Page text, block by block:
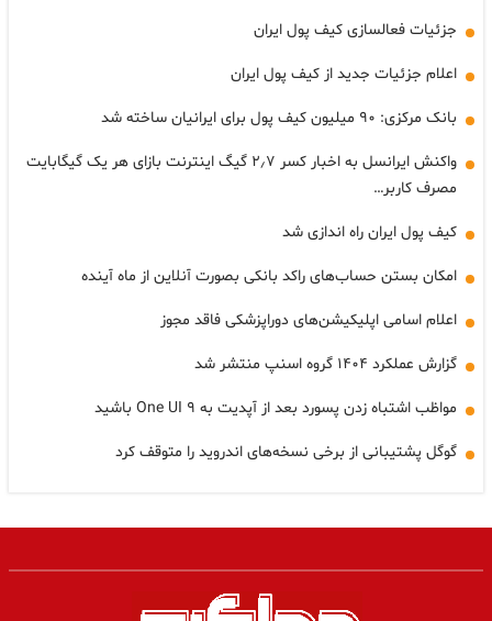
جزئیات فعالسازی کیف پول ایران
اعلام جزئیات جدید از کیف پول ایران
بانک مرکزی: ۹۰ میلیون کیف پول برای ایرانیان ساخته شد
واکنش ایرانسل به اخبار کسر ۲٫۷ گیگ اینترنت بازای هر یک گیگابایت
مصرف کاربر…
کیف پول ایران راه اندازی شد
امکان بستن حساب‌های راکد بانکی بصورت آنلاین از ماه آینده
اعلام اسامی اپلیکیشن‌های دوراپزشکی فاقد مجوز
گزارش عملکرد ۱۴۰۴ گروه اسنپ منتشر شد
مواظب اشتباه زدن پسورد بعد از آپدیت به One UI ۹ باشید
گوگل پشتیبانی از برخی نسخه‌های اندروید را متوقف کرد